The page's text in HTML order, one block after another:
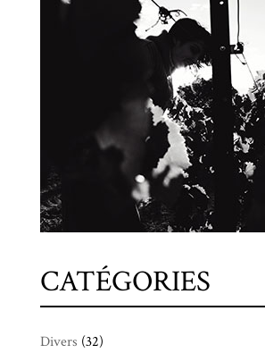
CATÉGORIES
Divers (32)